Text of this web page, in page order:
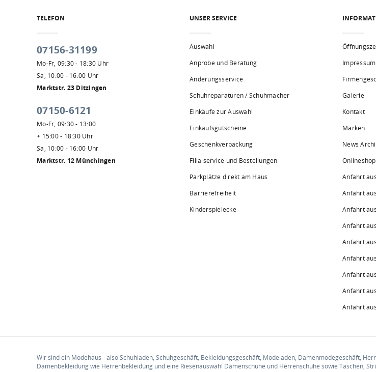
TELEFON
07156-31199
Mo-Fr, 09:30 - 18:30 Uhr
Sa, 10:00 - 16:00 Uhr
Marktstr. 23 Ditzingen
07150-6121
Mo-Fr, 09:30 - 13:00
+ 15:00 - 18:30 Uhr
Sa, 10:00 - 16:00 Uhr
Marktstr. 12 Münchingen
UNSER SERVICE
Auswahl
Anprobe und Beratung
Änderungsservice
Schuhreparaturen / Schuhmacher
Einkäufe zur Auswahl
Einkaufsgutscheine
Geschenkverpackung
Filialservice und Bestellungen
Parkplätze direkt am Haus
Barrierefreiheit
Kinderspielecke
Galerie
Kontakt
Marken
News
Anfahrt
Anfahrt
Anfahrt
Anfahrt
Anfahrt
Anfahrt
Anfahrt
Anfahrt
Anfahrt
Wir sind ein Modehaus - also Schuhladen, Schuhgeschäft, Bekleidungsgeschäft, Modeladen, Damenmodegeschäft,
Damenbekleidung wie Herrenbekleidung und eine Riesenauswahl Damenschuhe und Herrenschuhe sowie Taschen,